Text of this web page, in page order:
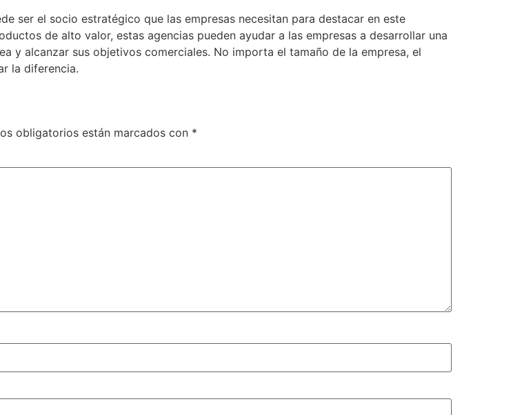
ser el socio estratégico que las empresas necesitan para destacar en este
de alto valor, estas agencias pueden ayudar a las empresas a desarrollar una
y alcanzar sus objetivos comerciales. No importa el tamaño de la empresa, el
la diferencia.
obligatorios están marcados con *